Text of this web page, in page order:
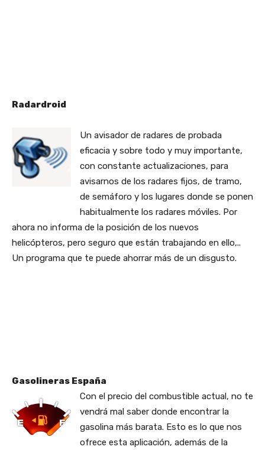
Radardroid
Un avisador de radares de probada
eficacia y sobre todo y muy importante,
con constante actualizaciones, para
avisarnos de los radares fijos, de tramo,
de semáforo y los lugares donde se ponen
habitualmente los radares móviles. Por
ahora no informa de la posición de los nuevos
helicópteros, pero seguro que están trabajando en ello,..
Un programa que te puede ahorrar más de un disgusto.
Gasolineras España
Con el precio del combustible actual, no te
vendrá mal saber donde encontrar la
gasolina más barata. Esto es lo que nos
ofrece esta aplicación, además de la